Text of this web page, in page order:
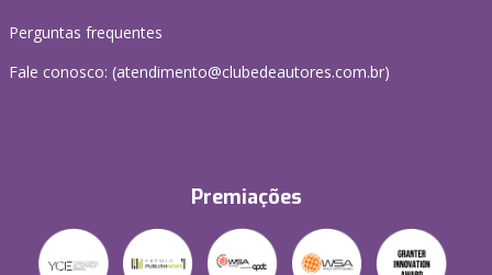
Perguntas frequentes
Fale conosco: (atendimento@clubedeautores.com.br)
Premiações